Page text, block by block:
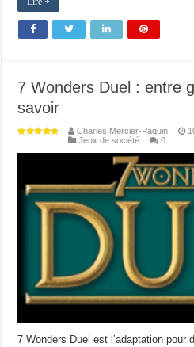
7 Wonders Duel : entre
savoir
Charles Mercier-Paquin
Jeux de société
0
7 Wonders Duel est l’adaptation pour